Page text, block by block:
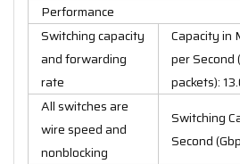
Performance
Switching capacity
and forwarding
rate
Capacity in
per
packets):
All switches are
wire speed and
nonblocking
Switching
Second